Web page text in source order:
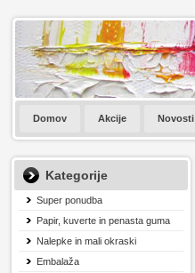
Domov Akcije Novosti
Kategorije
Super ponudba
Papir, kuverte in penasta guma
Nalepke in mali okraski
Embalaža